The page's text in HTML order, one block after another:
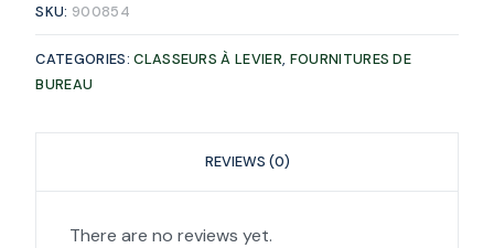
SKU: 900854
CATEGORIES:CLASSEURS À LEVIER, FOURNITURES DE
BUREAU
REVIEWS (0)
There are no reviews yet.